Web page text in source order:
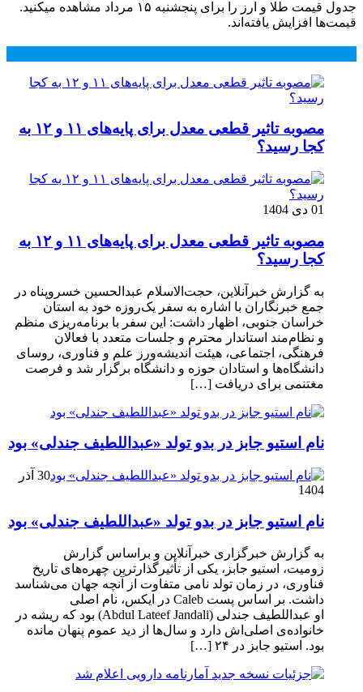
جدول قیمت طلا و ارز را برای پنجشنبه ۱۵ مرداد مشاهده میکنید.
قیمت‌ها افزایش یافته‌اند.
مصوبه تاثیر قطعی معدل برای پایه‌های ۱۱ و ۱۲ به
کجا رسید؟
01 دی 1404
مصوبه تاثیر قطعی معدل برای پایه‌های ۱۱ و ۱۲ به
کجا رسید؟
به گزارش خبرآنلاین، حجت‌الاسلام عبدالحسین خسروپناه در
جمع خبرنگاران با اشاره به سفر یک‌روزه خود به استان
خراسان جنوبی، اظهار داشت: این سفر با برنامه‌ریزی منظم
و نظام‌مند استاندار محترم و جلسات متعدد با فعالان
فرهنگی، اجتماعی، هیئت اندیشه‌ورز علم و فناوری، روسای
دانشگاه‌ها و استادان حوزه و دانشگاه برگزار شد و فرصت
مغتنمی برای دریافت […]
نام استیو جابز در بدو تولد «عبداللطیف جندلی» بود
30 آذر
1404
نام استیو جابز در بدو تولد «عبداللطیف جندلی» بود
به گزارش خبرگزاری خبرآنلاین و براساس گزارش
زومیت، استیو جابز، یکی از تأثیرگذارترین چهره‌های تاریخ
فناوری، در زمان تولد نامی متفاوت از آنچه جهان می‌شناسد
داشت. بر اساس پست Caleb در ایکس، نام اصلی
او عبداللطیف جندلی (Abdul Lateef Jandali) بود که ریشه در
خانواده‌ی اصلی‌اش دارد و سال‌ها از دید عموم پنهان مانده
بود. استیو جابز در ۲۴ […]